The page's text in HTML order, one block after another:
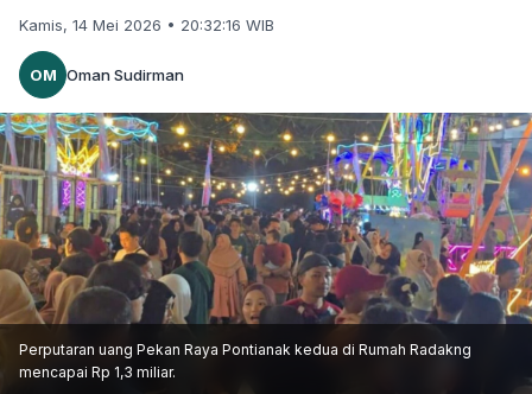
Kamis, 14 Mei 2026 • 20:32:16 WIB
OM Oman Sudirman
Perputaran uang Pekan Raya Pontianak kedua di Rumah Radakng
mencapai Rp 1,3 miliar.